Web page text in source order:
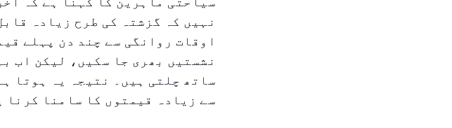
نہیں کہ گزشتہ کی طرح زیادہ
اوقات روانگی سے چند دن پہلے
نشستیں بھری جا سکیں، لیکن اب
ساتھ چلتی ہیں۔ نتیجہ یہ ہوتا
سے زیادہ قیمتوں کا سامنا کرنا